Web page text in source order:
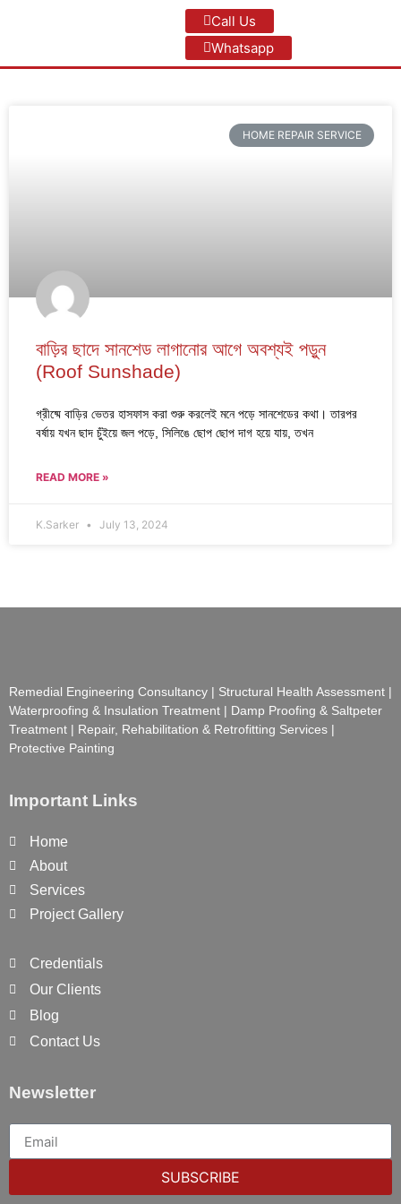
Call Us
Whatsapp
HOME REPAIR SERVICE
বাড়ির ছাদে সানশেড লাগানোর আগে অবশ্যই পড়ুন
(Roof Sunshade)
গ্রীষ্মে বাড়ির ভেতর হাসফাস করা শুরু করলেই মনে পড়ে সানশেডের কথা। তারপর
বর্ষায় যখন ছাদ চুঁইয়ে জল পড়ে, সিলিঙে ছোপ ছোপ দাগ হয়ে যায়, তখন
READ MORE »
K.Sarker July 13, 2024
Remedial Engineering Consultancy | Structural Health Assessment |
Waterproofing & Insulation Treatment | Damp Proofing & Saltpeter
Treatment | Repair, Rehabilitation & Retrofitting Services |
Protective Painting
Important Links
Home
About
Services
Project Gallery
Credentials
Our Clients
Blog
Contact Us
Newsletter
SUBSCRIBE